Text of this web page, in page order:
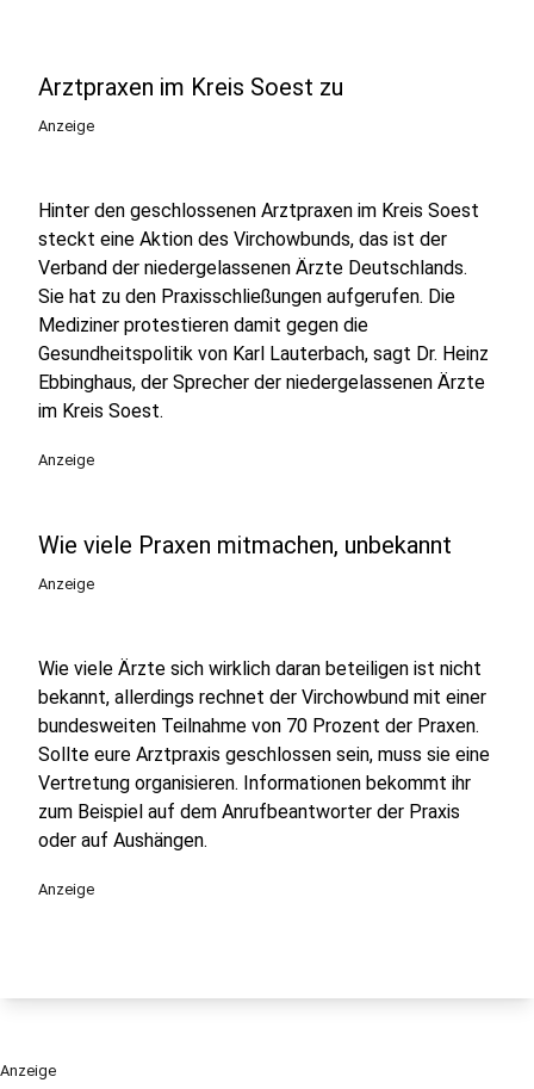
Arztpraxen im Kreis Soest zu
Anzeige
Hinter den geschlossenen Arztpraxen im Kreis Soest
steckt eine Aktion des Virchowbunds, das ist der
Verband der niedergelassenen Ärzte Deutschlands.
Sie hat zu den Praxisschließungen aufgerufen. Die
Mediziner protestieren damit gegen die
Gesundheitspolitik von Karl Lauterbach, sagt Dr. Heinz
Ebbinghaus, der Sprecher der niedergelassenen Ärzte
im Kreis Soest.
Anzeige
Wie viele Praxen mitmachen, unbekannt
Anzeige
Wie viele Ärzte sich wirklich daran beteiligen ist nicht
bekannt, allerdings rechnet der Virchowbund mit einer
bundesweiten Teilnahme von 70 Prozent der Praxen.
Sollte eure Arztpraxis geschlossen sein, muss sie eine
Vertretung organisieren. Informationen bekommt ihr
zum Beispiel auf dem Anrufbeantworter der Praxis
oder auf Aushängen.
Anzeige
Anzeige